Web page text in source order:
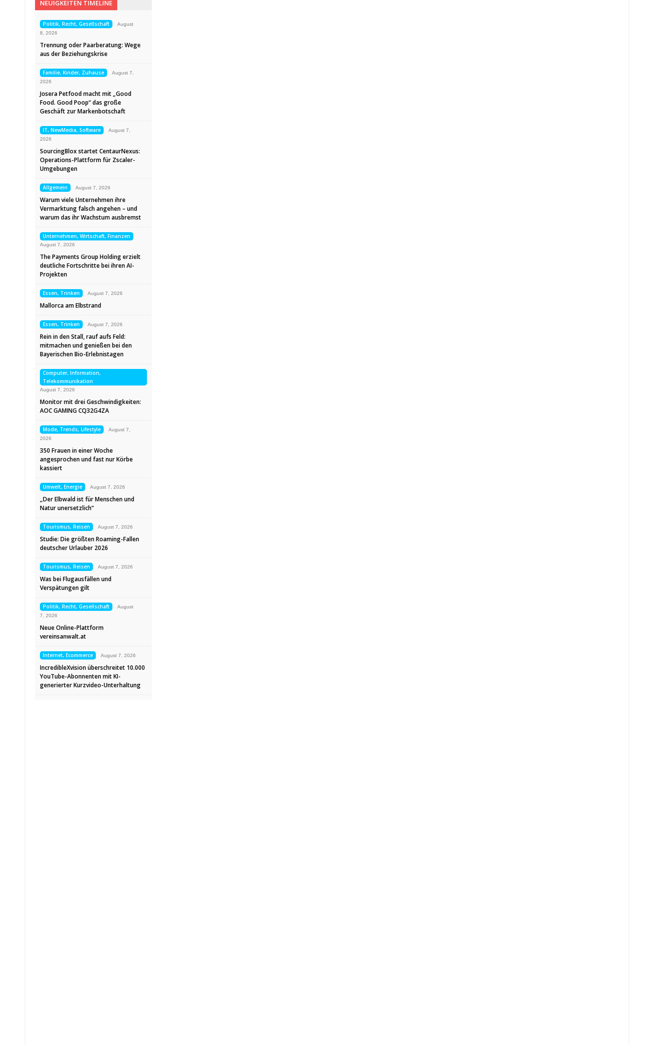
NEUIGKEITEN TIMELINE
Politik, Recht, Gesellschaft
August
8, 2026
Trennung oder Paarberatung: Wege
aus der Beziehungskrise
Familie, Kinder, Zuhause
August 7,
2026
Josera Petfood macht mit „Good
Food. Good Poop“ das große
Geschäft zur Markenbotschaft
IT, NewMedia, Software
August 7,
2026
SourcingBlox startet CentaurNexus:
Operations-Plattform für Zscaler-
Umgebungen
Allgemein August 7, 2026
Warum viele Unternehmen ihre
Vermarktung falsch angehen – und
warum das ihr Wachstum ausbremst
Unternehmen, Wirtschaft, Finanzen
August 7, 2026
The Payments Group Holding erzielt
deutliche Fortschritte bei ihren AI-
Projekten
Essen, Trinken August 7, 2026
Mallorca am Elbstrand
Essen, Trinken August 7, 2026
Rein in den Stall, rauf aufs Feld:
mitmachen und genießen bei den
Bayerischen Bio-Erlebnistagen
Computer, Information,
Telekommunikation
August 7, 2026
Monitor mit drei Geschwindigkeiten:
AOC GAMING CQ32G4ZA
Mode, Trends, Lifestyle
August 7,
2026
350 Frauen in einer Woche
angesprochen und fast nur Körbe
kassiert
Umwelt, Energie August 7, 2026
„Der Elbwald ist für Menschen und
Natur unersetzlich“
Tourismus, Reisen August 7, 2026
Studie: Die größten Roaming-Fallen
deutscher Urlauber 2026
Tourismus, Reisen August 7, 2026
Was bei Flugausfällen und
Verspätungen gilt
Politik, Recht, Gesellschaft
August
7, 2026
Neue Online-Plattform
vereinsanwalt.at
Internet, Ecommerce August 7, 2026
IncredibleXvision überschreitet 10.000
YouTube-Abonnenten mit KI-
generierter Kurzvideo-Unterhaltung